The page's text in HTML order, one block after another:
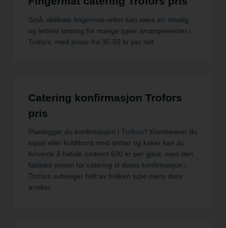
Små, delikate fingermat-retter kan være en rimelig
og lettvint løsning for mange typer arrangementer i
Trofors, med priser fra 35-50 kr per rett.
Catering konfirmasjon Trofors
pris
Planlegger du konfirmasjon i Trofors? Kombinerer du
tapas eller koldtbord med snitter og kaker kan du
forvente å betale omtrent 600 kr per gjest, men den
faktiske prisen for catering til deres konfirmasjon i
Trofors avhenger helt av hvilken type meny dere
ønsker.